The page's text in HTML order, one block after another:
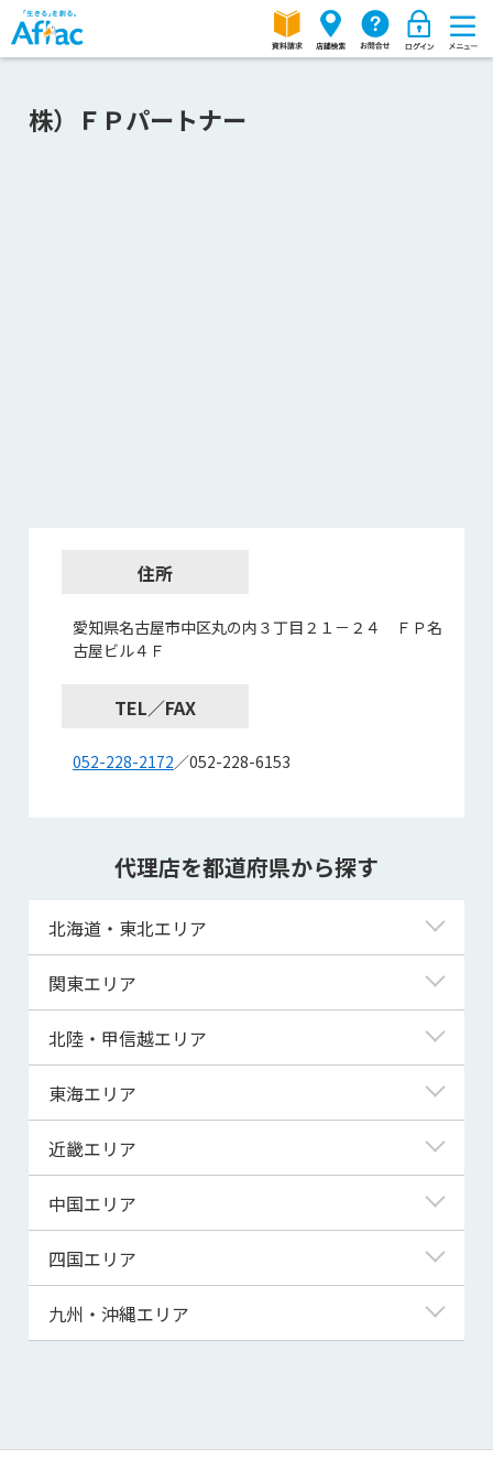
株）ＦＰパートナー
住所
愛知県名古屋市中区丸の内３丁目２１－２４ ＦＰ名
古屋ビル４Ｆ
TEL／FAX
052-228-2172／052-228-6153
代理店を都道府県から探す
北海道・東北エリア
北海道
青森県
宮城県
秋田県
山形県
関東エリア
東京都
神奈川県
埼玉県
千葉県
茨城県
群馬県
北陸・甲信越エリア
新潟県
富山県
福井県
山梨県
長野県
東海エリア
岐阜県
静岡県
三重県
近畿エリア
滋賀県
京都府
大阪府
兵庫県
和歌山県
中国エリア
鳥取県
島根県
山口県
四国エリア
徳島県
高知県
九州・沖縄エリア